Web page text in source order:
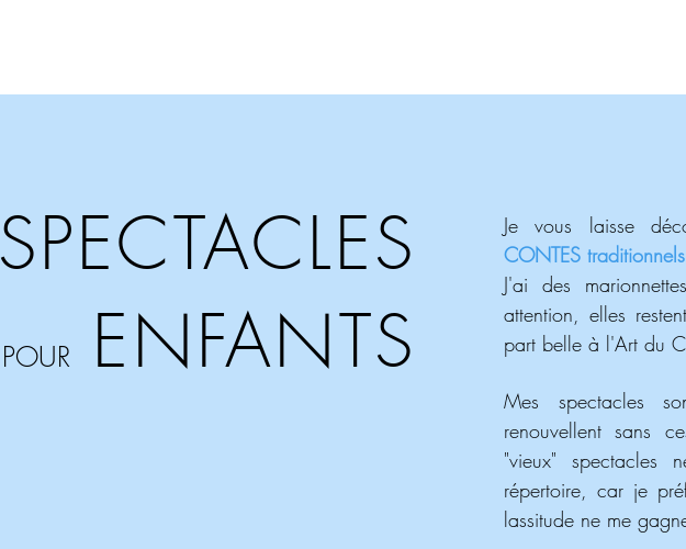
SPECTACLES
POUR ENFANTS
Je vous laisse
CONTES
J'ai des
attention, elles
part belle à l'Art du
Mes spectacles
renouvellent sans
"vieux"
répertoire, car je
lassitude ne me